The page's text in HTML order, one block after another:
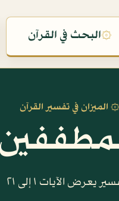
۞البحث في القرآن
۞ الميزان في تفسير القرآن
يعرض الآيات ١ إلى ٢١